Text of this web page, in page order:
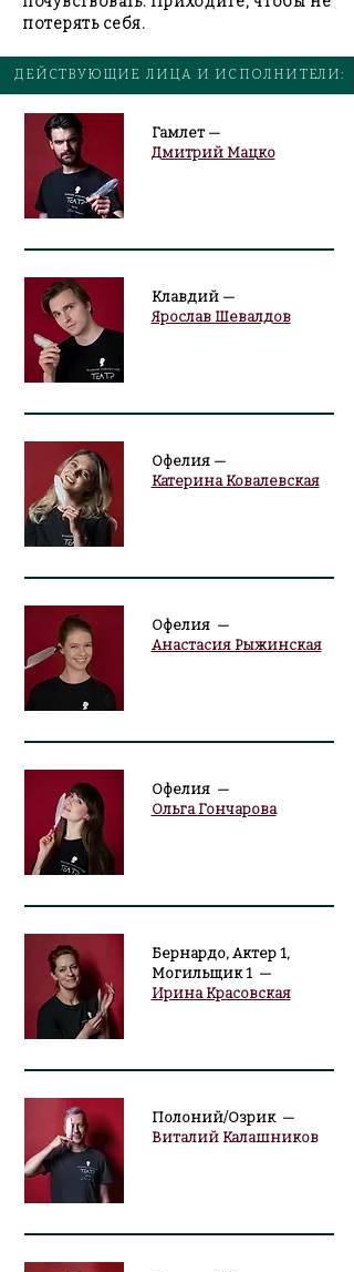
потерять себя.
ДЕЙСТВУЮЩИЕ ЛИЦА И ИСПОЛНИТЕЛИ:
Гамлет —
Дмитрий Мацко
Клавдий —
Ярослав Шевалдов
Офелия —
Катерина Ковалевская
Офелия —
Анастасия Рыжинская
Офелия —
Ольга Гончарова
Бернардо, Актер 1,
Могильщик 1 —
Ирина Красовская
Полоний/Озрик —
Виталий Калашников